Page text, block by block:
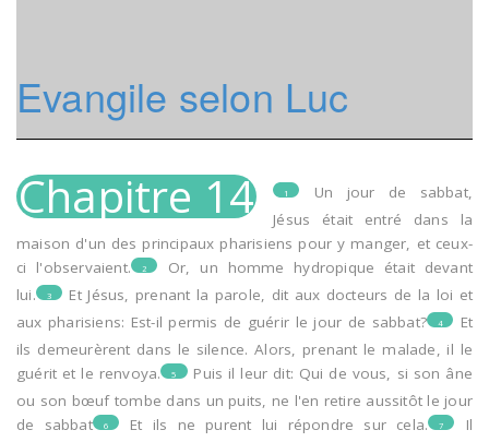
Evangile selon Luc
Chapitre 14 1
Un jour de sabbat,
Jésus était entré dans la
maison d'un des principaux pharisiens pour y manger, et ceux-
ci l'observaient.
2
Or, un homme hydropique était devant
lui.
3
Et Jésus, prenant la parole, dit aux docteurs de la loi et
aux pharisiens: Est-il permis de guérir le jour de sabbat?
4
Et
ils demeurèrent dans le silence. Alors, prenant le malade, il le
guérit et le renvoya.
5
Puis il leur dit: Qui de vous, si son âne
ou son bœuf tombe dans un puits, ne l'en retire aussitôt le jour
de sabbat
6 Et ils ne purent lui répondre sur cela. 7
Il